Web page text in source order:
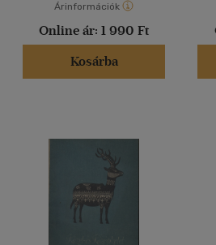
Árinformációk
Online ár: 1 990 Ft
Kosárba